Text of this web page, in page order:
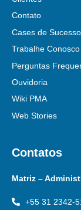
Contato
Cases de Sucesso
Trabalhe Conosco
Perguntas
Ouvidoria
Wiki PMA
Web Stories
Contatos
Matriz –
+55 31 2342-